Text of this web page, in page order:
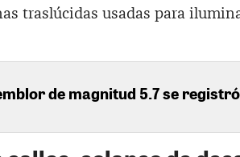
traslúcidas usadas para
de magnitud 5.7 se